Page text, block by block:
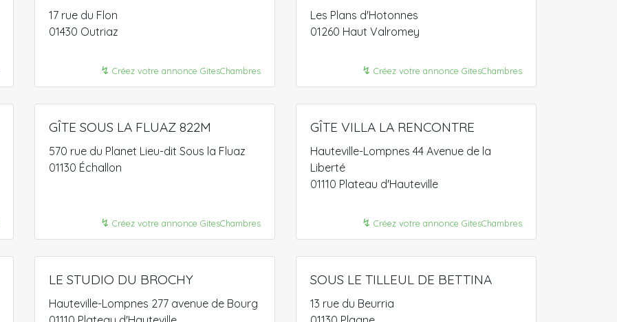
17 rue du Flon
01430 Outriaz
↯ Créez votre annonce GitesChambres
Les Plans d'Hotonnes
01260 Haut Valromey
↯ Créez votre annonce GitesChambres
GÎTE SOUS LA FLUAZ 822M
570 rue du Planet Lieu-dit Sous la Fluaz
01130 Échallon
↯ Créez votre annonce GitesChambres
GÎTE VILLA LA RENCONTRE
Hauteville-Lompnes 44 Avenue de la
Liberté
01110 Plateau d'Hauteville
↯ Créez votre annonce GitesChambres
LE STUDIO DU BROCHY
Hauteville-Lompnes 277 avenue de Bourg
SOUS LE TILLEUL DE BETTINA
13 rue du Beurria